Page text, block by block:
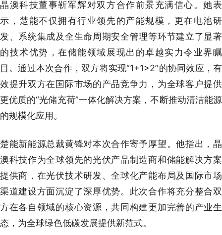
晶澳科技董事靳军辉对双方合作前景充满信心。她表
示，楚能不仅拥有行业领先的产能规模，更在电池研
发、系统集成及全生命周期安全管理等环节建立了显著
的技术优势，在储能领域展现出的卓越实力令业界瞩
目。通过本次合作，双方将实现“1+1>2”的协同效应，有
效提升双方在国际市场的产品竞争力，为全球客户提供
更优质的“光储充荷”一体化解决方案，不断推动清洁能源
的规模化应用。
楚能新能源总裁黄锋对本次合作寄予厚望。他指出，晶
澳科技作为全球领先的光伏产品制造商和储能解决方案
提供商，在光伏技术研发、全球化产能布局及国际市场
渠道建设方面沉淀了深厚优势。此次合作将充分整合双
方在各自领域的核心资源，共同构建更加完善的产业生
态，为全球绿色低碳发展提供新范式。